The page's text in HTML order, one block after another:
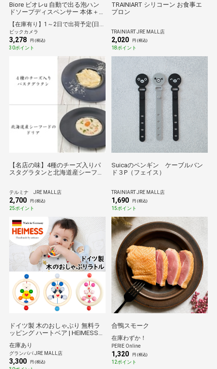
Biore ビオレu 自動で出る泡ハン
ドソープディスペンサー 本体＋つ
ビックカメラ
3,278 円 (税込)
30ポイント
TRAINIART シリコーン お食事エ
プロン
TRAINIART JRE MALL店
2,020 円 (税込)
18ポイント
【名店の味】4種のチーズ入りパ
スタグラタンと北海道産シーフー
テルミナ JRE MALL店
2,700 円 (税込)
25ポイント
Suicaのペンギン ケーブルバン
ド３P（フェイス）
TRAINIART JRE MALL店
1,690 円 (税込)
15ポイント
ドイツ製 木のおしゃぶり 無料ラ
ッピング ハートベア | HEIMESS
ねずみ 出産祝い ハーフバースデ
ー 6ヶ月 乳児 赤ちゃん 天然木 プ
レゼント にぎにぎ クリスマス 誕
在庫あり
グランパパ JRE MALL店
3,300 円 (税込)
合鴨スモーク
在庫わずか！
PERIE Online
1,320 円 (税込)
12ポイント